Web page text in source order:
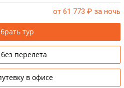
от 61 773 ₽ за ночь
тур
перелета
в офисе